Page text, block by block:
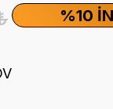
%10